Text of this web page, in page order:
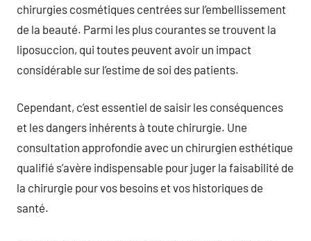
chirurgies cosmétiques centrées sur l’embellissement
de la beauté. Parmi les plus courantes se trouvent la
liposuccion, qui toutes peuvent avoir un impact
considérable sur l’estime de soi des patients.
Cependant, c’est essentiel de saisir les conséquences
et les dangers inhérents à toute chirurgie. Une
consultation approfondie avec un chirurgien esthétique
qualifié s’avère indispensable pour juger la faisabilité de
la chirurgie pour vos besoins et vos historiques de
santé.